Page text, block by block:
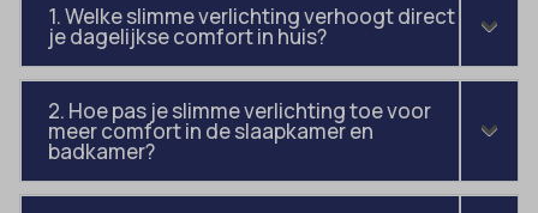
1. Welke slimme verlichting verhoogt direct
je dagelijkse comfort in huis?
2. Hoe pas je slimme verlichting toe voor
meer comfort in de slaapkamer en
badkamer?